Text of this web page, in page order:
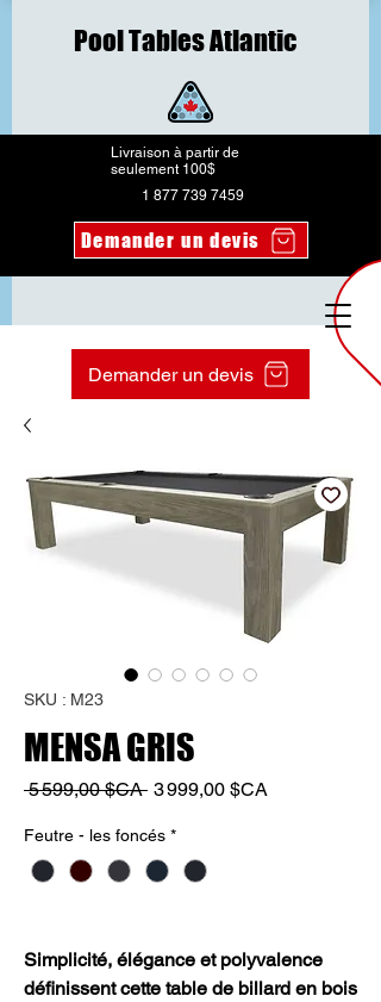
Livraison à partir de
seulement 100$
1 877 739 7459
Demander un devis
Pool Tables Atlantic
Demander un devis
SKU : M23
MENSA GRIS
5 599,00 $CA Prix
3 999,00 $CA
Feutre - les foncés *
Simplicité, élégance et polyvalence
définissent cette table de billard en bois